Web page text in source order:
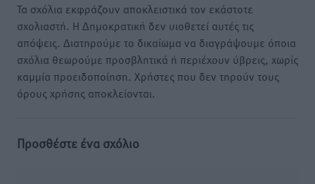
Τα σχόλια εκφράζουν αποκλειστικά τον εκάστοτε
σχολιαστή. Η Δημοκρατική δεν υιοθετεί αυτές τις
απόψεις. Διατηρούμε το δικαίωμα να διαγράψουμε όποια
σχόλια θεωρούμε προσβλητικά ή περιέχουν ύβρεις, χωρίς
καμμία προειδοποίηση. Χρήστες που δεν τηρούν τους
όρους χρήσης αποκλείονται.
Προσθέστε ένα σχόλιο